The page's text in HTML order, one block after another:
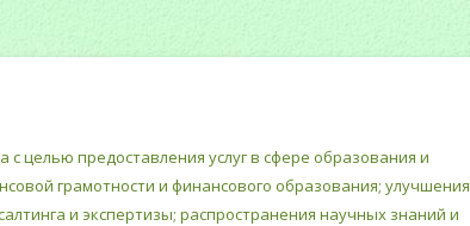
целью предоставления услуг в сфере образования и
грамотности и финансового образования; улучшения
и экспертизы; распространения научных знаний и